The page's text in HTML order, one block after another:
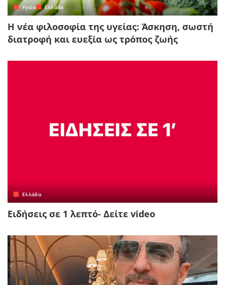
Yγεία Ελλάδα
Η νέα φιλοσοφία της υγείας: Άσκηση, σωστή
διατροφή και ευεξία ως τρόπος ζωής
Ελλάδα
Ειδήσεις σε 1 λεπτό- Δείτε video